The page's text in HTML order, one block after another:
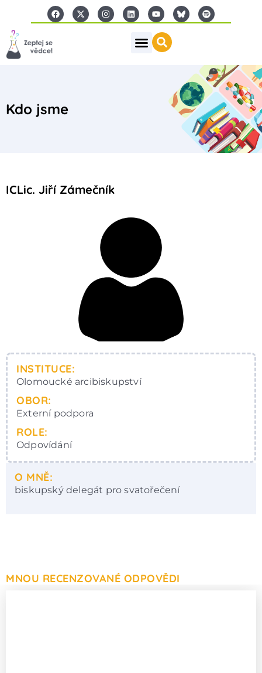
Kdo jsme
ICLic. Jiří Zámečník
INSTITUCE:
Olomoucké arcibiskupství
OBOR:
Externí podpora
ROLE:
Odpovídání
O MNĚ:
biskupský delegát pro svatořečení
MNOU RECENZOVANÉ ODPOVĚDI